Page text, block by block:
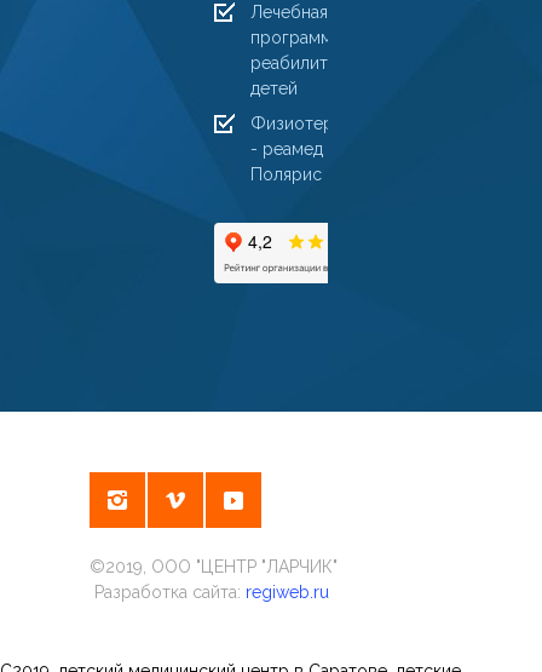
Лечебная
программа
реабилитации
детей
Физиотерапия
- реамед
Полярис
©2019, ООО "ЦЕНТР "ЛАРЧИК"
Разработка сайта: regiweb.ru